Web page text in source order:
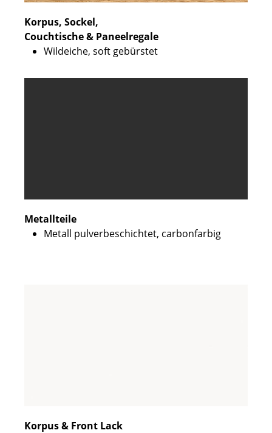
Korpus, Sockel,
Couchtische & Paneelregale
Wildeiche, soft gebürstet
Metallteile
Metall pulverbeschichtet, carbonfarbig
Korpus & Front Lack